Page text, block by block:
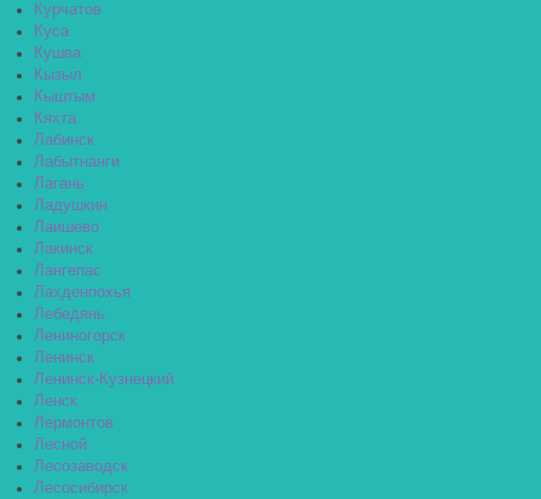
Курчатов
Куса
Кушва
Кызыл
Кыштым
Кяхта
Лабинск
Лабытнанги
Лагань
Ладушкин
Лаишево
Лакинск
Лангепас
Лахденпохья
Лебедянь
Лениногорск
Ленинск
Ленинск-Кузнецкий
Ленск
Лермонтов
Лесной
Лесозаводск
Лесосибирск